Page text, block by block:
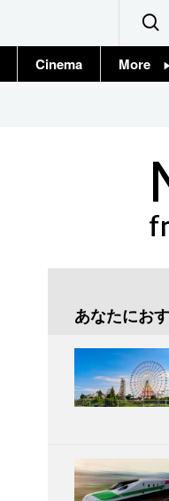
Cinema More
あなたにお